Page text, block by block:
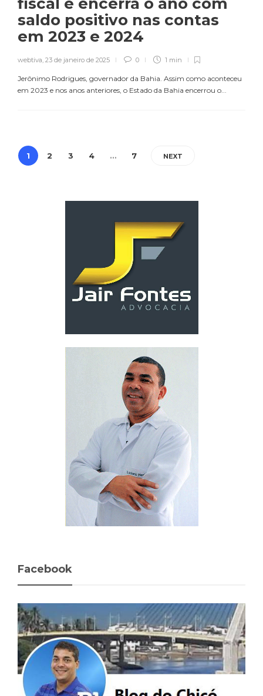
saldo positivo nas contas
em 2023 e 2024
webtiva, 23 de janeiro de 2025 0 1 min
Jerônimo Rodrigues, governador da Bahia. Assim como aconteceu
em 2023 e nos anos anteriores, o Estado da Bahia encerrou o...
1 2 3 4 … 7 NEXT
Facebook